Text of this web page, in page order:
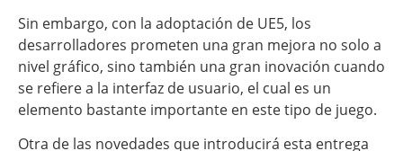
Sin embargo, con la adoptación de UE5, los
desarrolladores prometen una gran mejora no solo a
nivel gráfico, sino también una gran inovación cuando
se refiere a la interfaz de usuario, el cual es un
elemento bastante importante en este tipo de juego.
Otra de las novedades que introducirá esta entrega